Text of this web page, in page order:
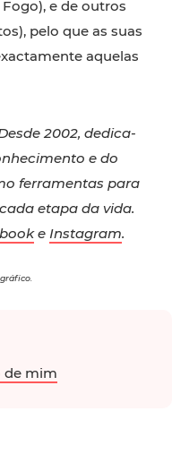
e de outros
pelo que as suas
aquelas
2002, dedica-
e do
ferramentas para
etapa da vida.
e Instagram.
de mim